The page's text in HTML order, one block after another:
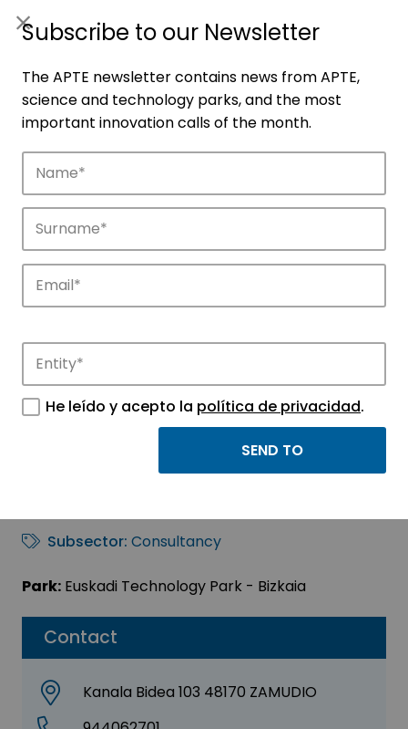
Companies
Discover the companies that drive
innovation in APTE’s parks.
Contact
Kanala Bidea 103 48170 ZAMUDIO
LKS AUDITORES, S.L.P.
Subsector: Consultancy
Park: Euskadi Technology Park - Bizkaia
Subscribe to our Newsletter
The APTE newsletter contains news from APTE,
science and technology parks, and the most
important innovation calls of the month.
He leído y acepto la política de privacidad.